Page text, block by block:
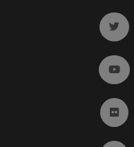
Ir
Ir
Ir